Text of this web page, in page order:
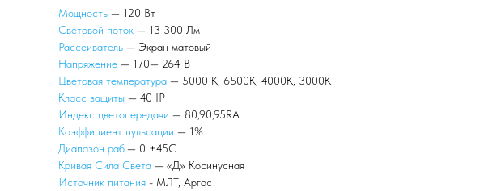
Мощность — 120 Вт
Световой поток — 13 300 Лм
Рассеиватель — Экран матовый
Напряжение — 170— 264 В
Цветовая температура — 5000 К, 6500К, 4000К, 3000К
Класс защиты — 40 IP
Индекс цветопередачи — 80,90,95RA
Коэффициент пульсации — 1%
Диапазон раб.— 0 +45С
Кривая Сила Света — «Д» Косинусная
Источник питания - МЛТ, Аргос